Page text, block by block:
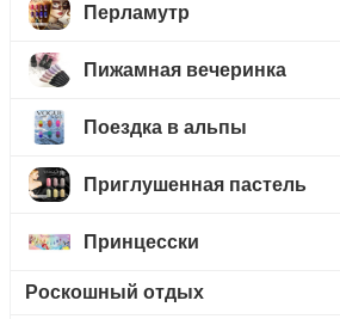
Перламутр
Пижамная вечеринка
Поездка в альпы
Приглушенная пастель
Принцесски
Роскошный отдых